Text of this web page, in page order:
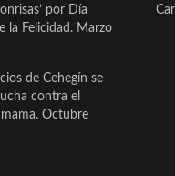
por Día
la Felicidad. Marzo
de Cehegín se
contra el
Octubre